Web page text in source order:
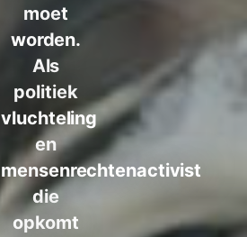
moet
worden.
Als
politiek
vluchteling
en
mensenrechtenactivist
die
opkomt